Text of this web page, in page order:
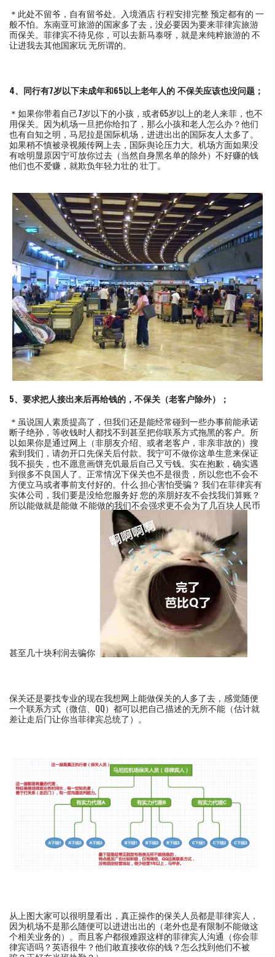
＊此处不留爷，自有留爷处。入境酒店 行程安排完整 预定都有的 一
般不怕。东南亚可旅游的国家多了去，没必要因为要来菲律宾旅游
而保关。菲律宾不待见你，可以去新马泰呀，就是来纯粹旅游的 不
让进我去其他国家玩 无所谓的。
4、同行有7岁以下未成年和65以上老年人的不保关应该也没问题 ；
＊如果你带着自己7岁以下的小孩，或者65岁以上的老人来菲，也不
用保关。因为机场一旦把你给扣了，那么小孩和老人怎么办？他们
也有自知之明，马尼拉是国际机场，进进出出的国际友人太多了。
如果稍不慎被录视频传网上去，国际舆论压力大。机场方面如果没
有啥明显原因宁可放你过去（当然自身黑名单的除外）不好赚的钱
他们也不爱赚，就欺负年轻力壮的 壮丁。
5、要求把人接出来后再给钱的，不保关（老客户除外）；
＊虽说国人素质提高了，但我们还是能经常碰到一些办事前能承诺
断子绝孙，等收钱时人都找不到甚至把你联系方式拖黑的客户。所
以如果你是通过网上（非朋友介绍、或者老客户，非亲非故的）搜
索到我们，请勿开口先保关后付款。我宁可不做你这单生意来保证
我不损失，也不愿意画饼充饥最后自己又亏钱。实在抱歉，确实遇
到很多不良国人了。正常情况下保关也不是很贵，所以您也不会不
方便立马或者事前支付好的。什么 担心害怕受骗？ 我们在菲律宾有
实体公司，我们要是没给您服务好 您的亲朋好友不会找我们算账？
所以能做就是能做 不能做的我们不会强求更不会为了几百块人民币
甚至几十块利润去骗你
保关还是要找专业的现在我想网上能做保关的人多了去，感觉随便
一个联系方式（微信、QQ）都可以把自己描述的无所不能（估计就
差让走后门让你当菲律宾总统了）。
从上图大家可以很明显看出，真正操作的保关人员都是菲律宾人，
因为机场不是那么随便可以进进出出的（老外也是有限制不能做这
个相关业务的）。而且客户都很难跟这样的菲律宾人沟通（你会菲
律宾语吗？英语很牛？他们敢直接收你的钱？怎么找到他们不被